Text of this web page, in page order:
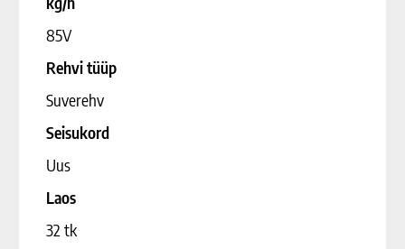
85V
Rehvi tüüp
Suverehv
Seisukord
Uus
Laos
32 tk